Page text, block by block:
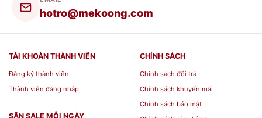
Tràng[/caption] [caption id="attachment_139720"
align="aligncenter" width="600"]
hotro@mekoong.com
TÀI KHOÀN THÀNH VIÊN
Đăng ký thành viên
Thành viên đăng nhập
SĂN SALE MỖI NGÀY
CHÍNH SÁCH
Chính sách đổi trả
Chính sách khuyến mãi
Chính sách bảo mật